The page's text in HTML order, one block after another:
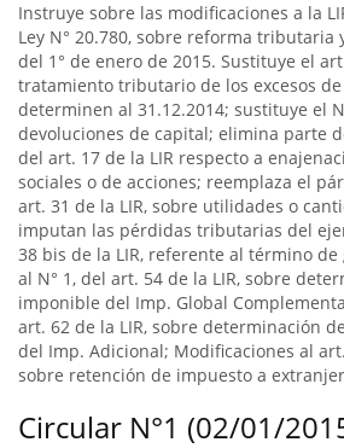
Instruye sobre las modificaciones a la
Ley N° 20.780, sobre reforma tributaria
del 1° de enero de 2015. Sustituye el
tratamiento tributario de los excesos
determinen al 31.12.2014; sustituye el
devoluciones de capital; elimina parte
del art. 17 de la LIR respecto a
sociales o de acciones; reemplaza el
art. 31 de la LIR, sobre utilidades o
imputan las pérdidas tributarias del
38 bis de la LIR, referente al término
al N° 1, del art. 54 de la LIR, sobre
imponible del Imp. Global
art. 62 de la LIR, sobre determinación
del Imp. Adicional; Modificaciones al
sobre retención de impuesto a
Circular N°1 (02/01/